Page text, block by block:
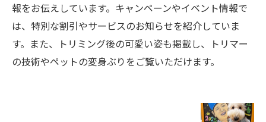
報をお伝えしています。キャンペーンやイベント情報で
は、特別な割引やサービスのお知らせを紹介していま
す。また、トリミング後の可愛い姿も掲載し、トリマー
の技術やペットの変身ぶりをご覧いただけます。